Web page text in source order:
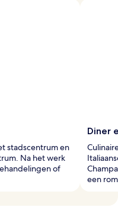
stadscentrum en
Na het werk
of
Diner
een